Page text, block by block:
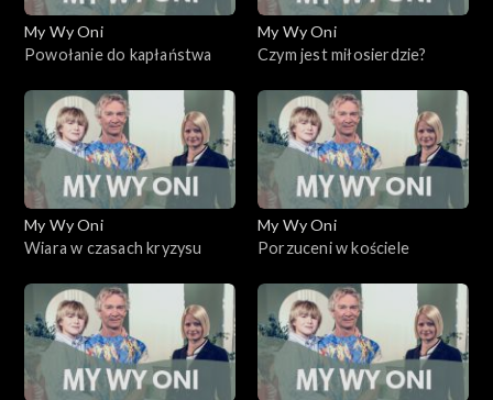
My Wy Oni
Powołanie do kapłaństwa
My Wy Oni
Czym jest miłosierdzie?
My Wy Oni
Wiara w czasach kryzysu
My Wy Oni
Porzuceni w kościele